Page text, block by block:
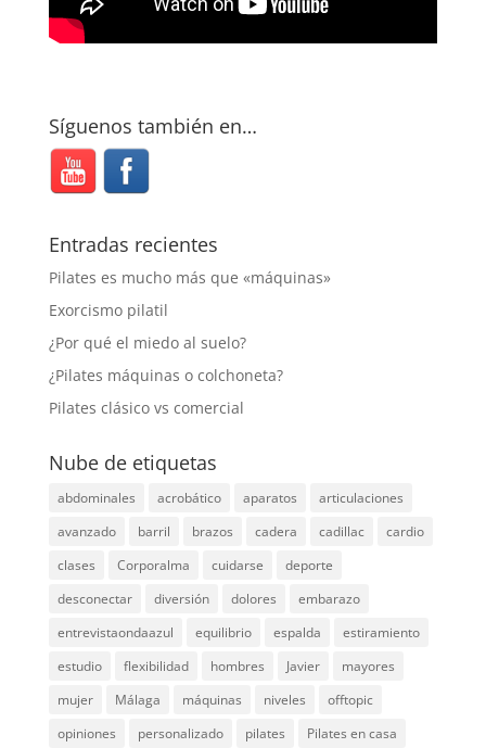
Síguenos también en…
Entradas recientes
Pilates es mucho más que «máquinas»
Exorcismo pilatil
¿Por qué el miedo al suelo?
¿Pilates máquinas o colchoneta?
Pilates clásico vs comercial
Nube de etiquetas
abdominales acrobático aparatos
articulaciones
avanzado
barril brazos cadera cadillac
cardio
clases
Corporalma cuidarse
deporte
desconectar
diversión dolores
embarazo
entrevistaondaazul
equilibrio espalda
estiramiento
estudio
flexibilidad hombres Javier
mayores
mujer
Málaga máquinas niveles
offtopic
opiniones
personalizado pilates Pilates en casa